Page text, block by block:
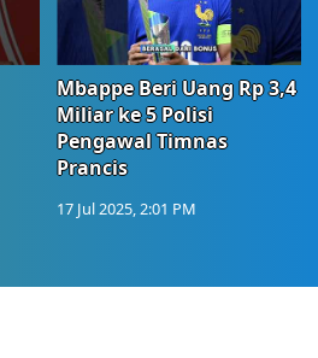
Mbappe Beri Uang Rp 3,4
Miliar ke 5 Polisi
Pengawal Timnas
Prancis
17 Jul 2025, 2:01 PM